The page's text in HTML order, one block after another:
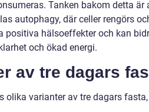
Tanken bakom detta är
autophagy, där celler rengörs
positiva hälsoeffekter och kan
och ökad energi.
av tre dagars
olika varianter av tre dagars